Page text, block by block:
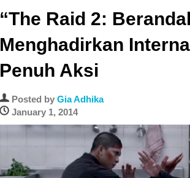
“The Raid 2:
Menghadirkan
Penuh Aksi
Posted by Gia Adhika
January 1, 2014